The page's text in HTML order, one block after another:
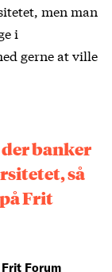
men man
i
gerne at ville
banker
så
Frit
Forum